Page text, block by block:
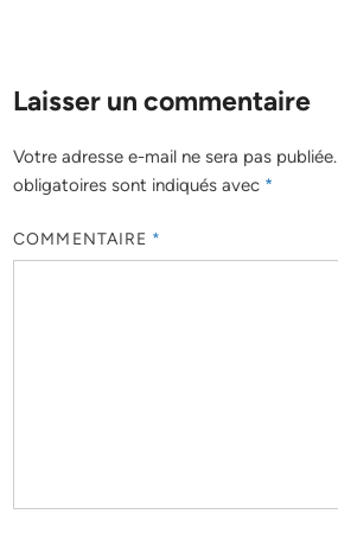
Laisser un commentaire
Votre adresse e-mail ne sera pas publiée.
obligatoires sont indiqués avec *
COMMENTAIRE *